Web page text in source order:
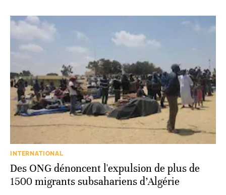
INTERNATIONAL
Des ONG dénoncent l'expulsion de plus de
1500 migrants subsahariens d’Algérie